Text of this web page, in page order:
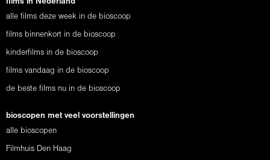
films in Nederland
alle films deze week in de bioscoop
films binnenkort in de bioscoop
kinderfilms in de bioscoop
films vandaag in de bioscoop
de beste films nu in de bioscoop
bioscopen met veel voorstellingen
alle bioscopen
Filmhuis Den Haag